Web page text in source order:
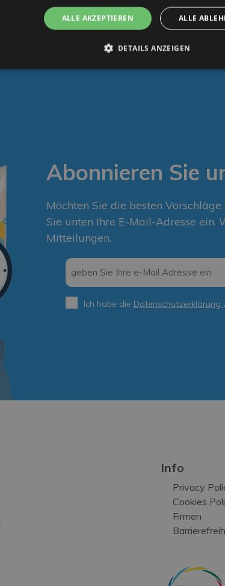
Abonnieren Sie
Möchten Sie die besten
Sie unten Ihre E-Mail-Adresse ein.
Mitteilungen.
Email
Privacy*
Ich habe die Datenschutzerklärung
Info
Privacy
Cookies
Firmen
ALLE AKZEPTIEREN ALLE
DETAILS ANZEIGEN